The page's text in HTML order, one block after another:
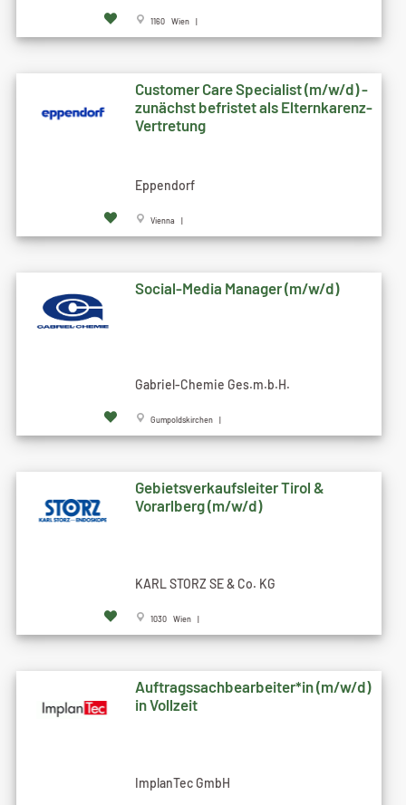
1160 Wien |
Customer Care Specialist (m/w/d) -
zunächst befristet als Elternkarenz-
Vertretung
Eppendorf
Vienna |
Social-Media Manager (m/w/d)
Gabriel-Chemie Ges.m.b.H.
Gumpoldskirchen |
Gebietsverkaufsleiter Tirol &
Vorarlberg (m/w/d)
KARL STORZ SE & Co. KG
1030 Wien |
Auftragssachbearbeiter*in (m/w/d)
in Vollzeit
ImplanTec GmbH